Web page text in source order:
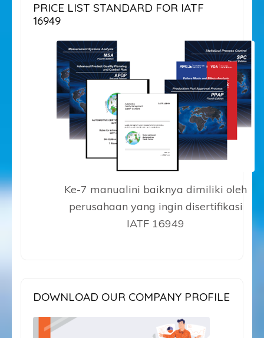
PRICE LIST STANDARD FOR IATF
16949
Ke-7 manualini baiknya dimiliki oleh
perusahaan yang ingin disertifikasi
IATF 16949
DOWNLOAD OUR COMPANY PROFILE